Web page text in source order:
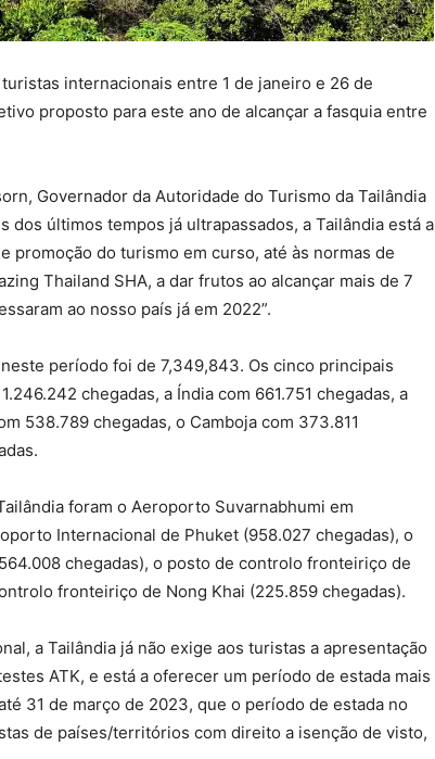
internacionais entre 1 de janeiro e 26 de
proposto para este ano de alcançar a fasquia entre
Governador da Autoridade do Turismo da Tailândia
dos últimos tempos já ultrapassados, a Tailândia está a
promoção do turismo em curso, até às normas de
Thailand SHA, a dar frutos ao alcançar mais de 7
ao nosso país já em 2022”.
período foi de 7,349,843. Os cinco principais
chegadas, a Índia com 661.751 chegadas, a
538.789 chegadas, o Camboja com 373.811
foram o Aeroporto Suvarnabhumi em
Internacional de Phuket (958.027 chegadas), o
chegadas), o posto de controlo fronteiriço de
fronteiriço de Nong Khai (225.859 chegadas).
a Tailândia já não exige aos turistas a apresentação
ATK, e está a oferecer um período de estada mais
31 de março de 2023, que o período de estada no
de países/territórios com direito a isenção de visto,